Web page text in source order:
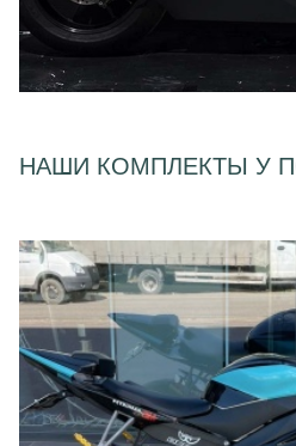
НАШИ КОМПЛЕКТЫ У